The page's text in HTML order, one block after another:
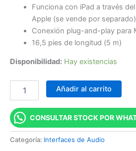
Funciona con iPad a través
Apple (se vende por separado)
Conexión plug-and-play para
16,5 pies de longitud (5 m)
Disponibilidad: Hay existencias
Añadir al carrito
CONSULTAR STOCK POR
Categoría: Interfaces de Audio